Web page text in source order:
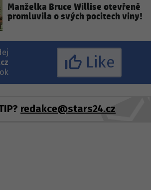
Manželka Bruce Willise otevřeně
promluvila o svých pocitech viny!
Like
redakce@stars24.cz